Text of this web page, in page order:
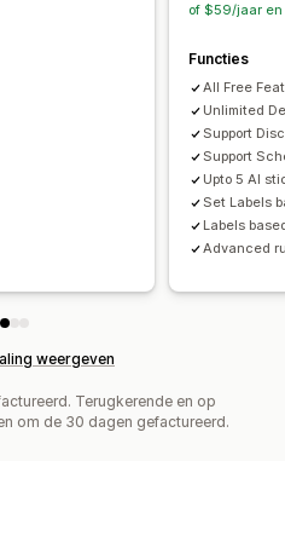
Automatische positionering
Winkelwagenpagina
of $59/jaar en
Functies
All Free
Unlimited
Support
Support
Upto 5 AI
Set Labels
Labels
Advanced
weergeven
Terugkerende en op
om de 30 dagen gefactureerd.